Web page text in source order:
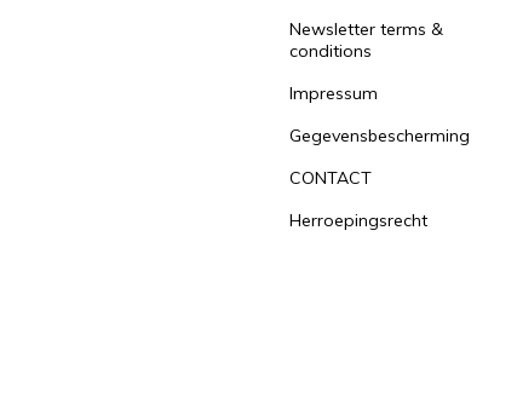
Newsletter terms &
conditions
Impressum
Gegevensbescherming
CONTACT
Herroepingsrecht